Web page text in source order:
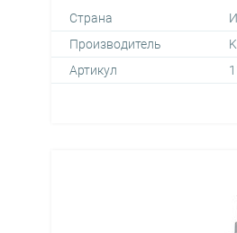
Страна
Производитель
Артикул